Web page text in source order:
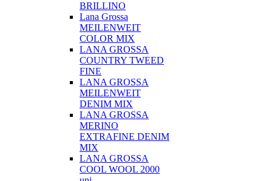
BRILLINO
Lana Grossa
MEILENWEIT
COLOR MIX
LANA GROSSA
COUNTRY TWEED
FINE
LANA GROSSA
MEILENWEIT
DENIM MIX
LANA GROSSA
MERINO
EXTRAFINE DENIM
MIX
LANA GROSSA
COOL WOOL 2000